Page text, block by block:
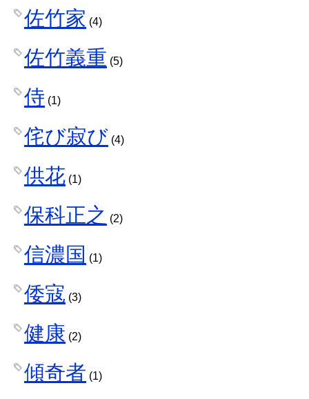
佐竹家 (4)
佐竹義重 (5)
侍 (1)
侘び寂び (4)
供花 (1)
保科正之 (2)
信濃国 (1)
倭寇 (3)
健康 (2)
傾奇者 (1)